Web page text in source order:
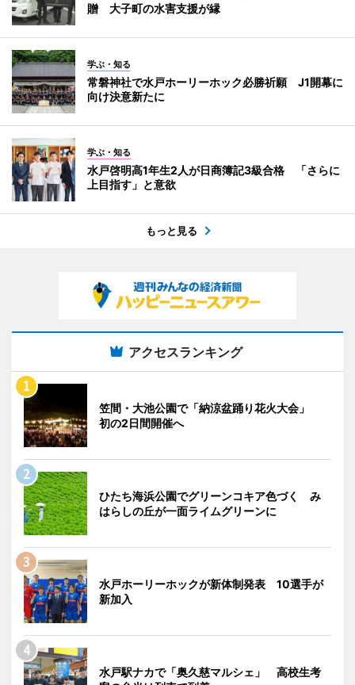
贈 大子町の水害支援が縁
学ぶ・知る
常磐神社で水戸ホーリーホック必勝祈願 J1開幕に
向け決意新たに
学ぶ・知る
水戸啓明高1年生2人が日商簿記3級合格 「さらに
上目指す」と意欲
もっと見る
アクセスランキング
笠間・大池公園で「納涼盆踊り花火大会」
初の2日間開催へ
ひたち海浜公園でグリーンコキア色づく み
はらしの丘が一面ライムグリーンに
水戸ホーリーホックが新体制発表 10選手が
新加入
水戸駅ナカで「奥久慈マルシェ」 高校生考